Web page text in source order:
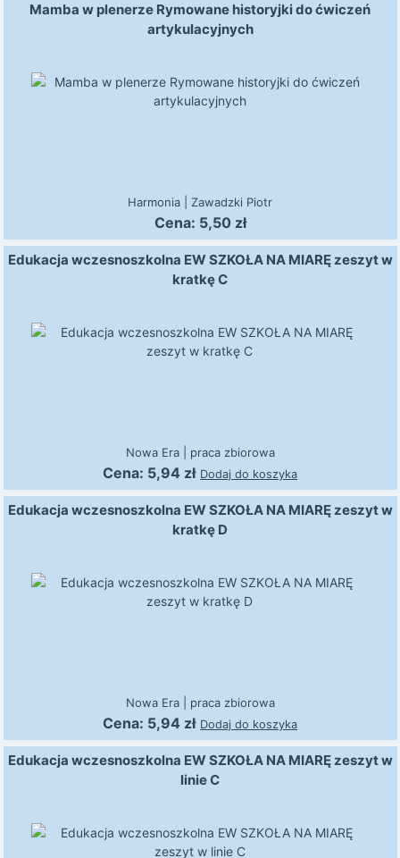
Mamba w plenerze Rymowane historyjki do ćwiczeń
artykulacyjnych
Harmonia Zawadzki Piotr
Cena: 5,50 zł
Edukacja wczesnoszkolna EW SZKOŁA NA MIARĘ zeszyt w
kratkę C
Nowa Era praca zbiorowa
Cena: 5,94 zł Dodaj do koszyka
Edukacja wczesnoszkolna EW SZKOŁA NA MIARĘ zeszyt w
kratkę D
Nowa Era praca zbiorowa
Cena: 5,94 zł Dodaj do koszyka
Edukacja wczesnoszkolna EW SZKOŁA NA MIARĘ zeszyt w
linie C